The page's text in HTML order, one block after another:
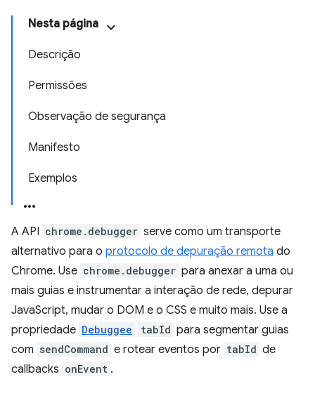
Nesta página
Descrição
Permissões
Observação de segurança
Manifesto
Exemplos
A API chrome.debugger serve como um transporte
alternativo para o protocolo de depuração remota do
Chrome. Use chrome.debugger para anexar a uma ou
mais guias e instrumentar a interação de rede, depurar
JavaScript, mudar o DOM e o CSS e muito mais. Use a
propriedade Debuggee tabId para segmentar guias
com sendCommand e rotear eventos por tabId de
callbacks onEvent .